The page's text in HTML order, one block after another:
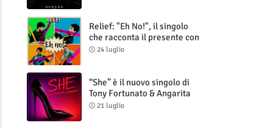
Relief: "Eh No!", il singolo
che racconta il presente con
ironia e autenticità
24 luglio
“She” è il nuovo singolo di
Tony Fortunato & Angarita
21 luglio